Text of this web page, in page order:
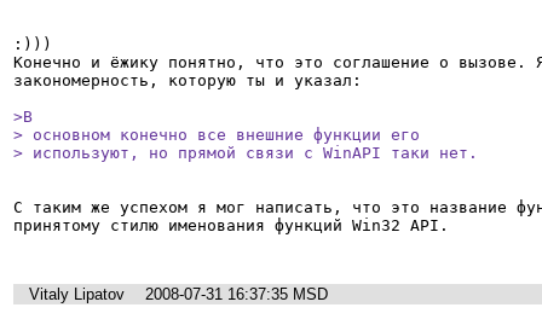
:)))
Конечно и ёжику понятно, что это соглашение о вызове.
закономерность, которую ты и указал:
>В
> основном конечно все внешние функции его
> используют, но прямой связи с WinAPI таки нет.
С таким же успехом я мог написать, что это название
принятому стилю именования функций Win32 API.
Vitaly Lipatov
2008-07-31 16:37:35 MSD